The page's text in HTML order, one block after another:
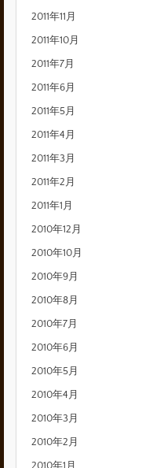
2011年11月
2011年10月
2011年7月
2011年6月
2011年5月
2011年4月
2011年3月
2011年2月
2011年1月
2010年12月
2010年10月
2010年9月
2010年8月
2010年7月
2010年6月
2010年5月
2010年4月
2010年3月
2010年2月
2010年1月